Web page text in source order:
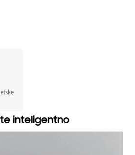
inteligentno